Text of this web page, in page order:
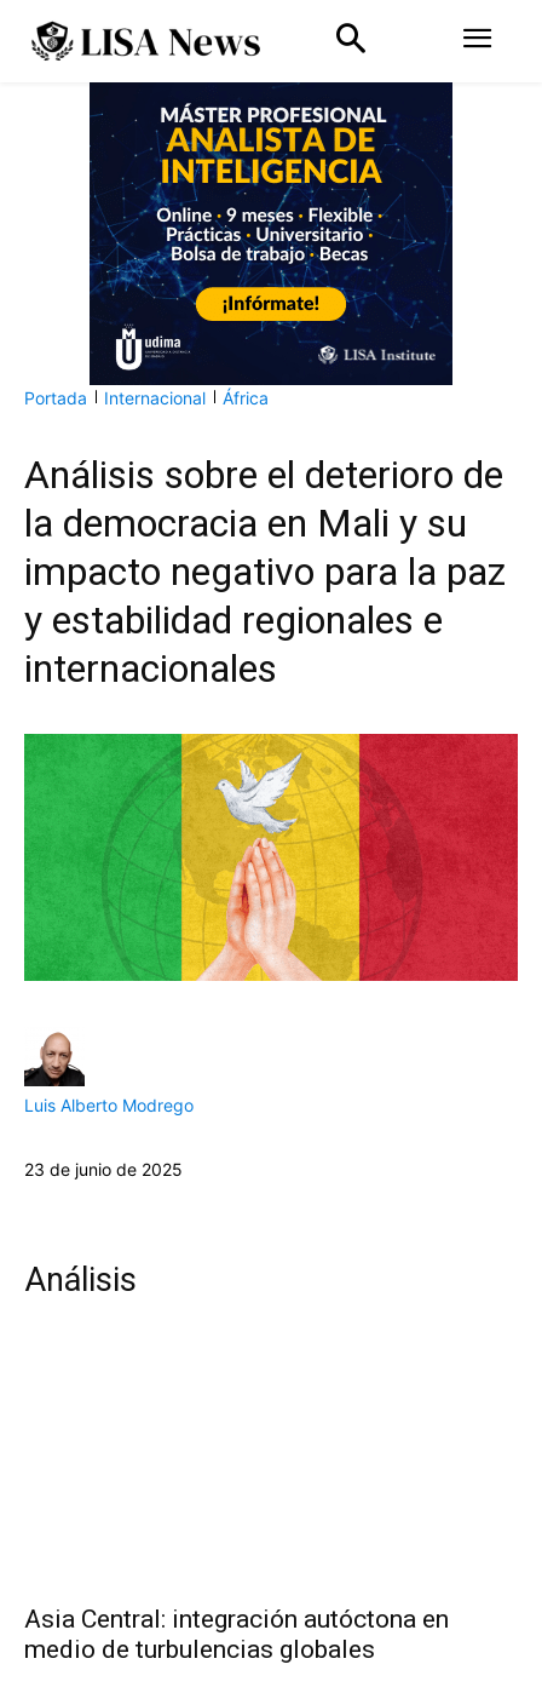
Portada Internacional África
Análisis sobre el deterioro de
la democracia en Mali y su
impacto negativo para la paz
y estabilidad regionales e
internacionales
Luis Alberto Modrego
23 de junio de 2025
Análisis
Asia Central: integración autóctona en
medio de turbulencias globales